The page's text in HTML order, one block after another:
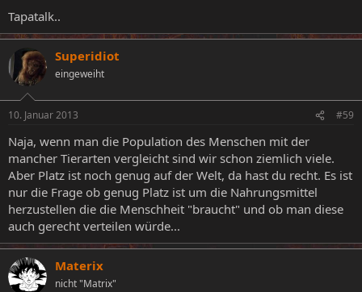
Tapatalk..
Superidiot
eingeweiht
10. Januar 2013 #59
Naja, wenn man die Population des Menschen mit der
mancher Tierarten vergleicht sind wir schon ziemlich viele.
Aber Platz ist noch genug auf der Welt, da hast du recht. Es ist
nur die Frage ob genug Platz ist um die Nahrungsmittel
herzustellen die die Menschheit "braucht" und ob man diese
auch gerecht verteilen würde...
Materix
nicht "Matrix"